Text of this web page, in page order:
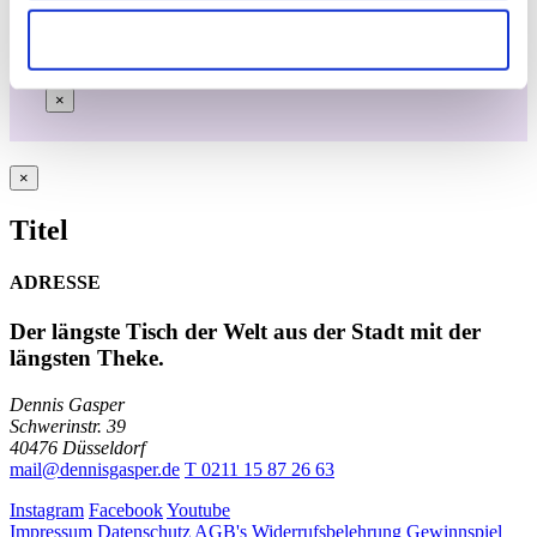
Datenschutzerklärung.
×
Close
product
view
×
Titel
ADRESSE
Der längste Tisch der Welt aus der Stadt mit der
längsten Theke.
Dennis Gasper
Schwerinstr. 39
40476 Düsseldorf
mail@dennisgasper.de T 0211 15 87 26 63
Instagram FacebookYoutube
Impressum Datenschutz AGB's Widerrufsbelehrung Gewinnspiel